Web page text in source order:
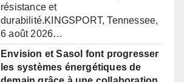
résistance et
durabilité.KINGSPORT, Tennessee,
6 août 2026…
Envision et Sasol font progresser
les systèmes énergétiques de